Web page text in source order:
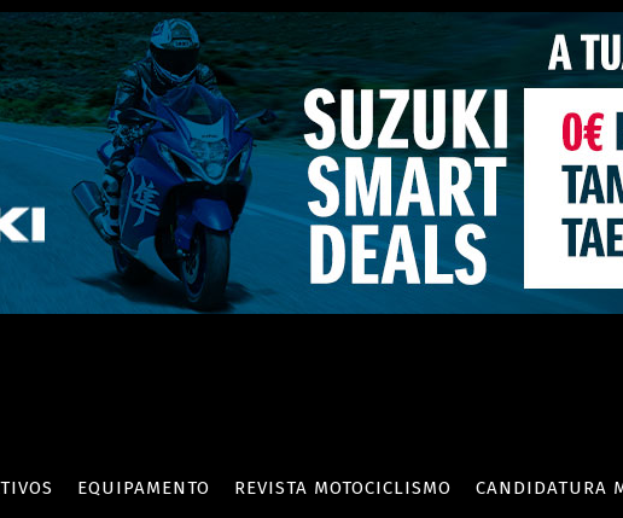
EQUIPAMENTO REVISTA MOTOCICLISMO CANDIDATURA